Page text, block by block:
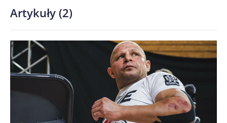
Artykuły (2)